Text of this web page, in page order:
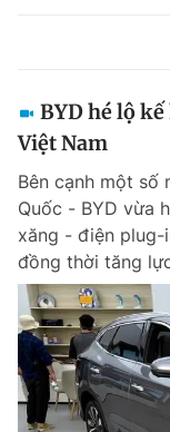
BYD hé lộ
Việt Nam
Bên cạnh một số
Quốc - BYD vừa
xăng - điện plug-
đồng thời tăng